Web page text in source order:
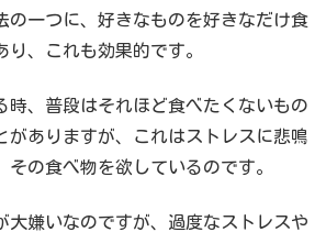
一つに、好きなものを好きなだけ食
、これも効果的です。
時、普段はそれほど食べたくないもの
がありますが、これはストレスに悲鳴
その食べ物を欲しているのです。
大嫌いなのですが、過度なストレスや